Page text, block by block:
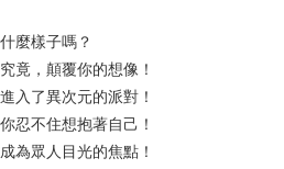
麼樣子嗎？
竟，顛覆你的想像！
入了異次元的派對！
忍不住想抱著自己！
為眾人目光的焦點！